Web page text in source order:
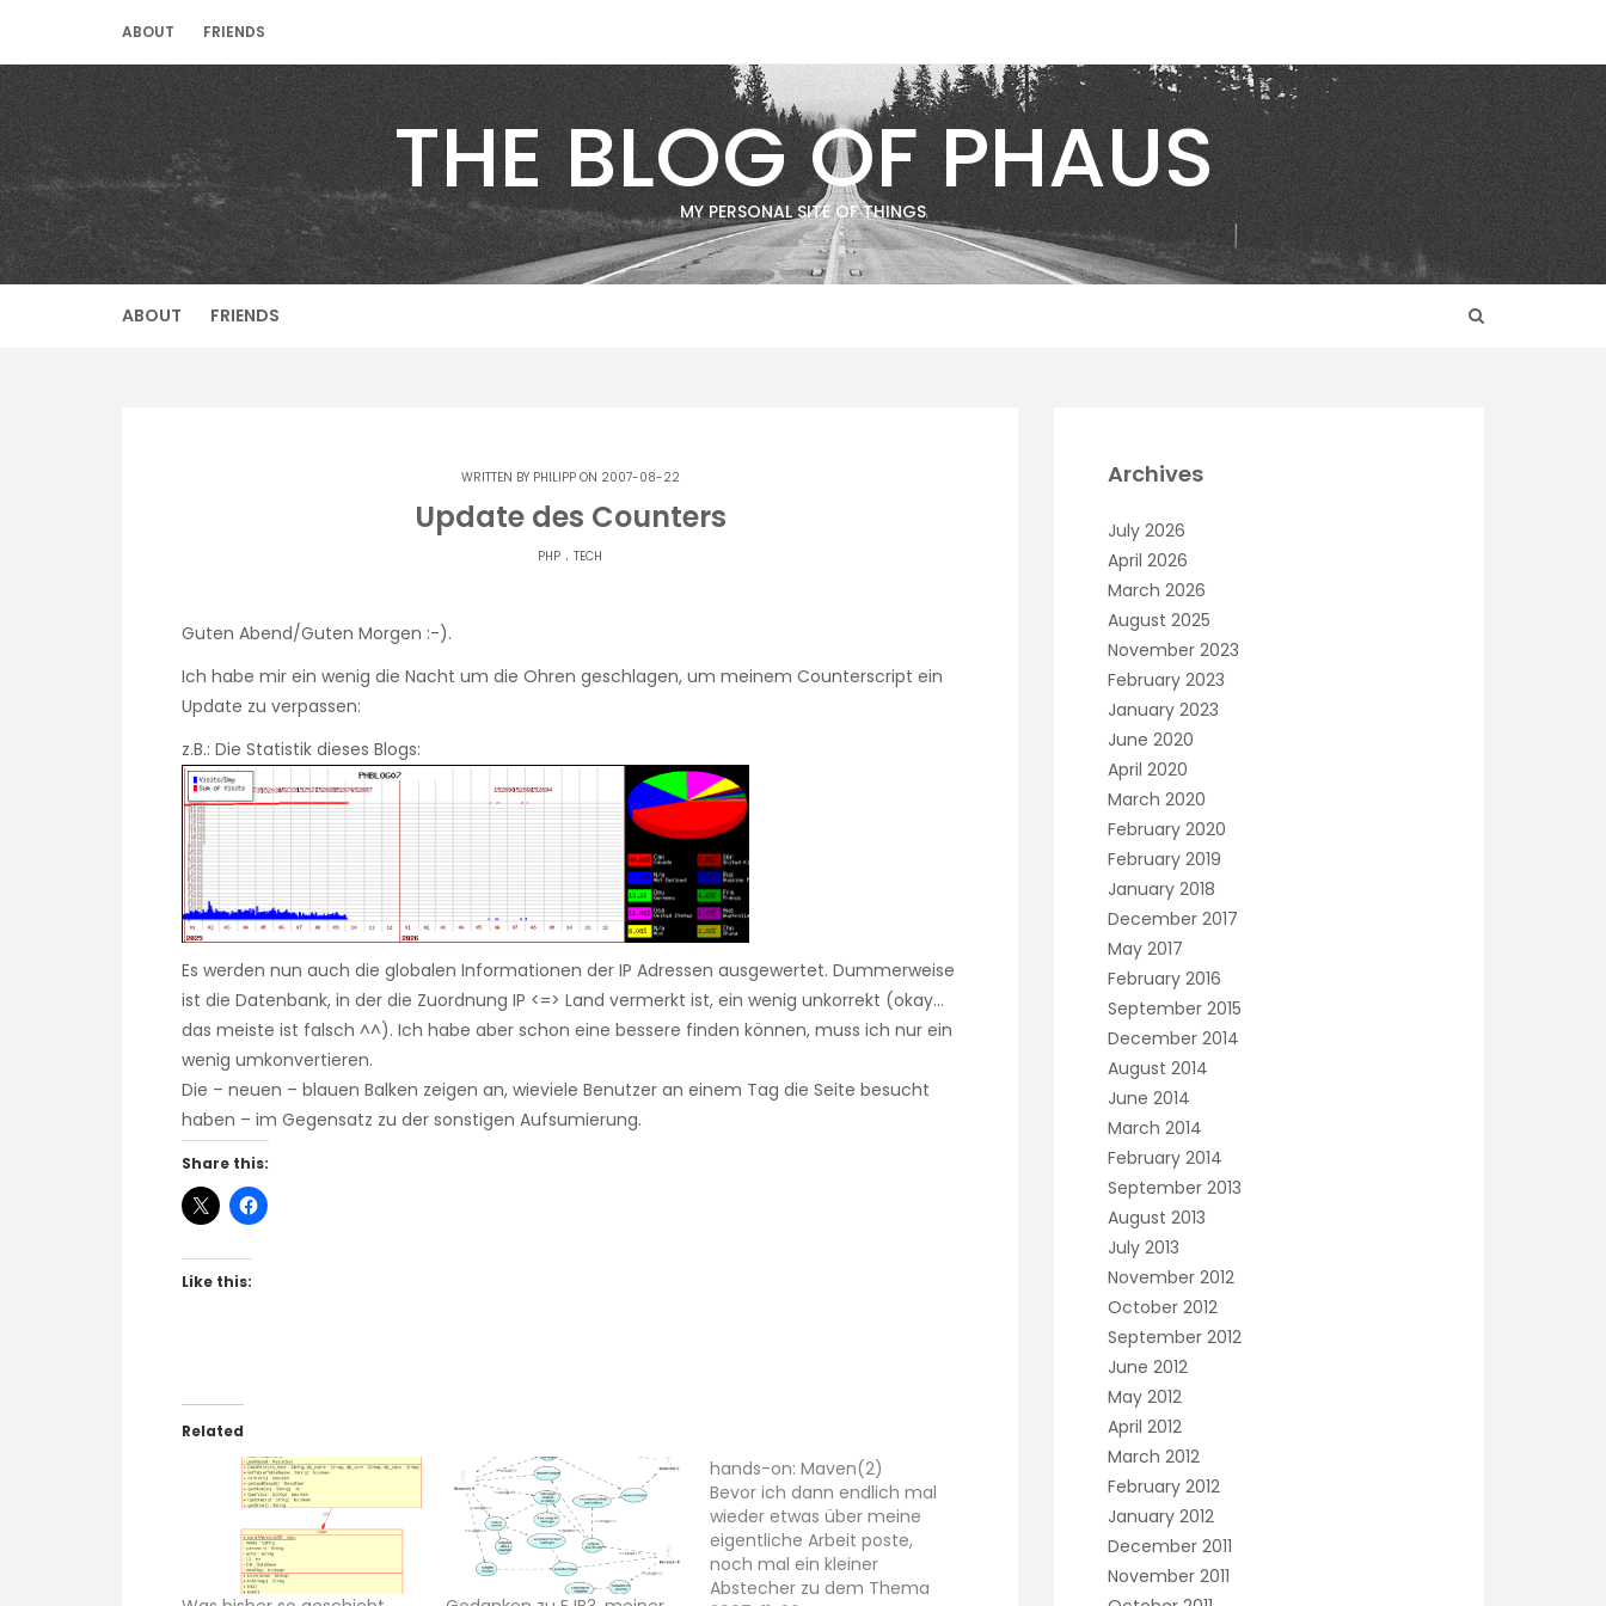
content
ABOUT FRIENDS
THE BLOG OF PHAUS
MY PERSONAL SITE OF THINGS
ABOUT FRIENDS
WRITTEN BY PHILIPPON 2007-08-22
Update des Counters
PHP . TECH
Guten Abend/Guten Morgen :-).
Ich habe mir ein wenig die Nacht um die Ohren geschlagen, um meinem Counterscript ein
Update zu verpassen:
z.B.: Die Statistik dieses Blogs:
Es werden nun auch die globalen Informationen der IP Adressen ausgewertet. Dummerweise
ist die Datenbank, in der die Zuordnung IP <=> Land vermerkt ist, ein wenig unkorrekt (okay…
das meiste ist falsch ^^). Ich habe aber schon eine bessere finden können, muss ich nur ein
wenig umkonvertieren.
Die – neuen – blauen Balken zeigen an, wieviele Benutzer an einem Tag die Seite besucht
haben – im Gegensatz zu der sonstigen Aufsumierung.
Share this:
Like this:
Related
hands-on: Maven(2)
Bevor ich dann endlich mal
wieder etwas über meine
eigentliche Arbeit poste,
noch mal ein kleiner
Abstecher zu dem Thema
Archives
July 2026
April 2026
March 2026
August 2025
November 2023
February 2023
January 2023
June 2020
April 2020
March 2020
February 2020
February 2019
January 2018
December 2017
May 2017
February 2016
September 2015
December 2014
August 2014
June 2014
March 2014
February 2014
September 2013
August 2013
July 2013
November 2012
October 2012
September 2012
June 2012
May 2012
April 2012
March 2012
February 2012
January 2012
December 2011
November 2011